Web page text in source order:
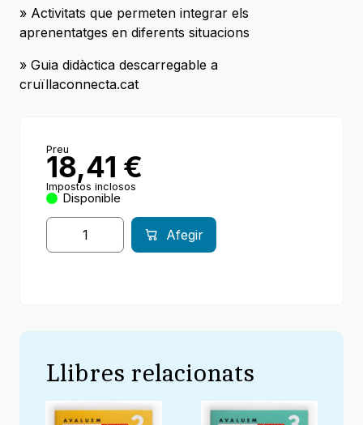
» Activitats que permeten integrar els
aprenentatges en diferents situacions
» Guia didàctica descarregable a
cruïllaconnecta.cat
Preu
18,41 €
Impostos inclosos
Disponible
Afegir
Llibres relacionats